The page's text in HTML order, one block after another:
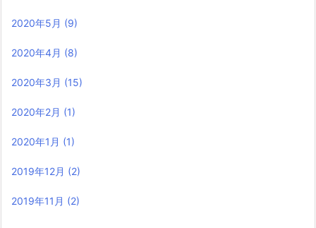
2020年5月 (9)
2020年4月 (8)
2020年3月 (15)
2020年2月 (1)
2020年1月 (1)
2019年12月 (2)
2019年11月 (2)